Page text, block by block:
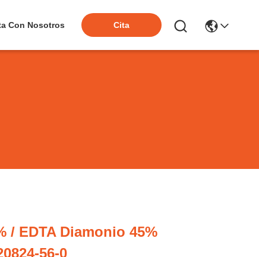
Con Nosotros Cita
/ EDTA Diamonio 45%
56-0